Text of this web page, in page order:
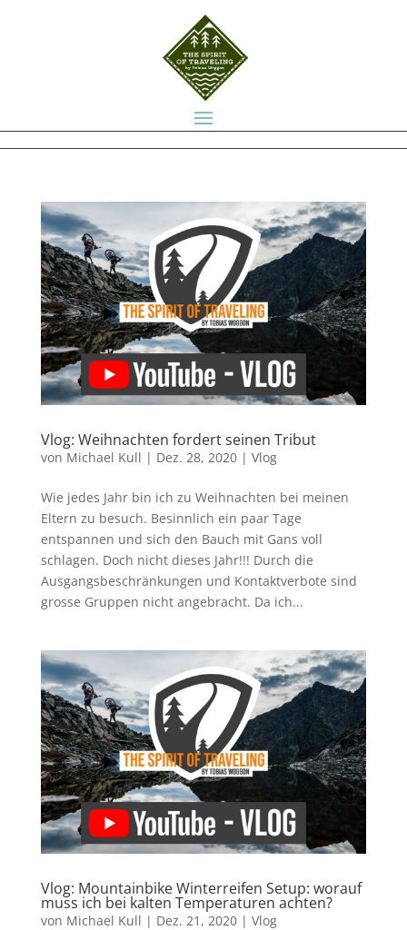
Vlog: Weihnachten fordert seinen Tribut
von Michael Kull | Dez. 28, 2020| Vlog
Wie jedes Jahr bin ich zu Weihnachten bei meinen
Eltern zu besuch. Besinnlich ein paar Tage
entspannen und sich den Bauch mit Gans voll
schlagen. Doch nicht dieses Jahr!!! Durch die
Ausgangsbeschränkungen und Kontaktverbote sind
grosse Gruppen nicht angebracht. Da ich...
Vlog: Mountainbike Winterreifen Setup: worauf
muss ich bei kalten Temperaturen achten?
von Michael Kull | Dez. 21, 2020| Vlog